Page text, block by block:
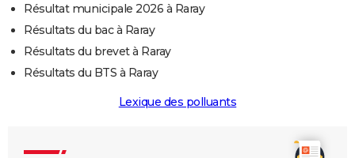
Résultat municipale 2026 à Raray
Résultats du bac à Raray
Résultats du brevet à Raray
Résultats du BTS à Raray
Lexique des polluants